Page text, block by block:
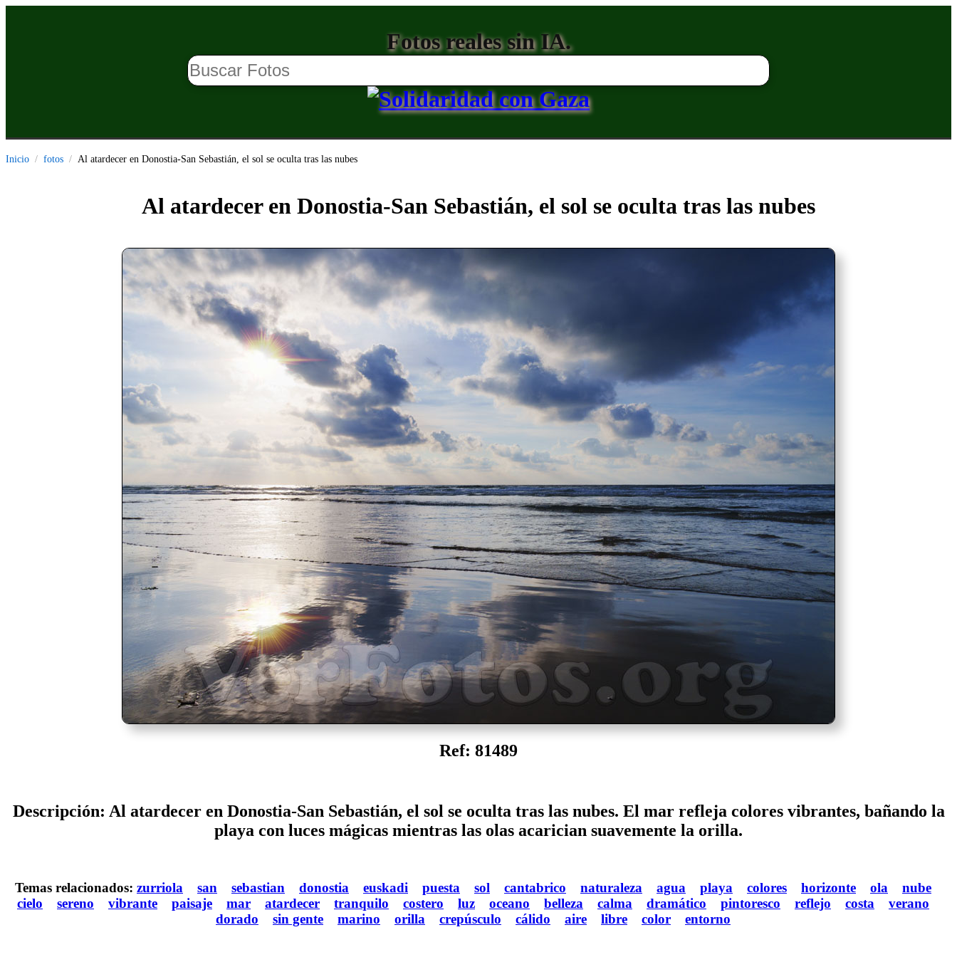
Fotos reales sin IA.
Inicio fotos Al atardecer en Donostia-San Sebastián, el sol se oculta tras las nubes
Al atardecer en Donostia-San Sebastián, el sol se oculta tras las nubes
Ref: 81489
Descripción: Al atardecer en Donostia-San Sebastián, el sol se oculta tras las nubes. El mar refleja colores vibrantes, bañando la
playa con luces mágicas mientras las olas acarician suavemente la orilla.
Temas relacionados: zurriola san sebastian donostia euskadi puesta sol cantabrico naturaleza agua playa colores horizonte ola
nube
cielo
sereno vibrante paisaje mar atardecer tranquilo costero luz oceano belleza calma dramático pintoresco reflejo costa
verano
dorado
sin gente marino orilla crepúsculo cálido aire libre color entorno